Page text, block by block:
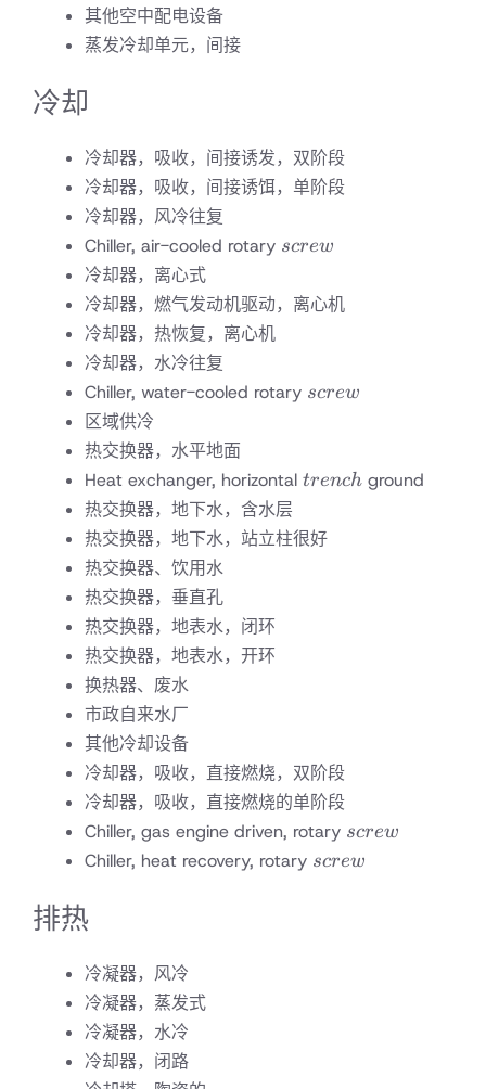
其他空中配电设备
蒸发冷却单元，间接
冷却
冷却器，吸收，间接诱发，双阶段
冷却器，吸收，间接诱饵，单阶段
冷却器，风冷往复
Chiller, air-cooled rotary screw
screw
冷却器，离心式
冷却器，燃气发动机驱动，离心机
冷却器，热恢复，离心机
冷却器，水冷往复
Chiller, water-cooled rotary screw
screw
区域供冷
热交换器，水平地面
Heat exchanger, horizontal trench
trench ground
热交换器，地下水，含水层
热交换器，地下水，站立柱很好
热交换器、饮用水
热交换器，垂直孔
热交换器，地表水，闭环
热交换器，地表水，开环
换热器、废水
市政自来水厂
其他冷却设备
冷却器，吸收，直接燃烧，双阶段
冷却器，吸收，直接燃烧的单阶段
Chiller, gas engine driven, rotary screw
screw
Chiller, heat recovery, rotary screw
screw
排热
冷凝器，风冷
冷凝器，蒸发式
冷凝器，水冷
冷却器，闭路